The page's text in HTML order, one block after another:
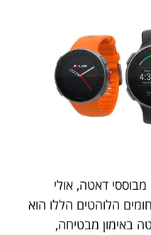
מבוססי דאטה, אולי
הלוהטים הללו הוא
באימון מבטיחה,